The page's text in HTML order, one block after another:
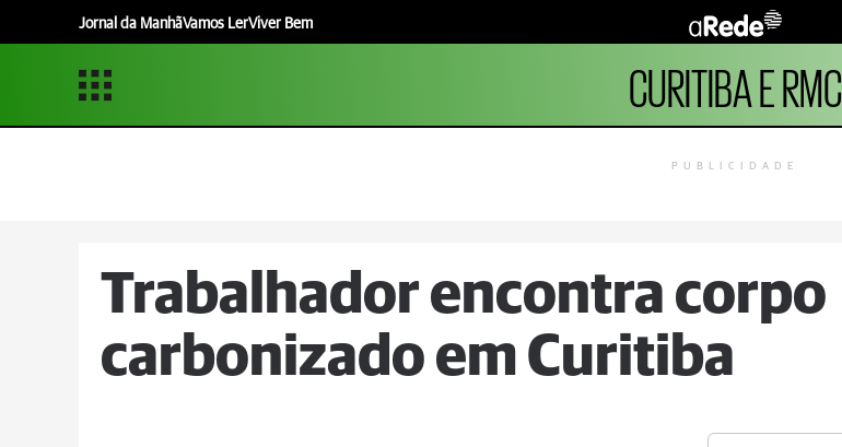
Jornal da ManhãVamos LerViver Bem
CURITIBA E RMC
PUBLICIDADE
Trabalhador encontra corpo
carbonizado em Curitiba